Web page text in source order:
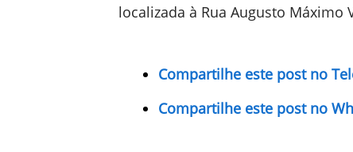
localizada à Rua Augusto Máximo
Compartilhe este post no
Compartilhe este post no